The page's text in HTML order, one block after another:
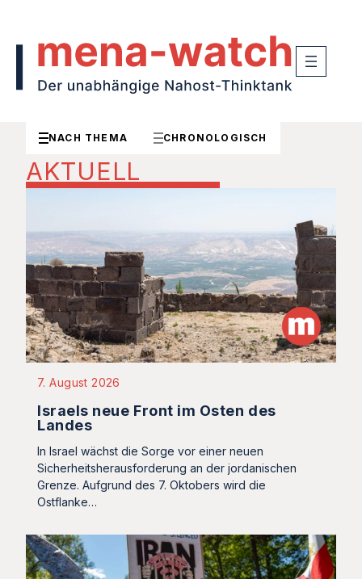
NACH THEMA CHRONOLOGISCH
AKTUELL
7. August 2026
Israels neue Front im Osten des
Landes
In Israel wächst die Sorge vor einer neuen
Sicherheitsherausforderung an der jordanischen
Grenze. Aufgrund des 7. Oktobers wird die
Ostflanke…